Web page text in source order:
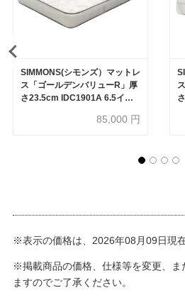
SIMMONS(シモンズ）マットレ
ス「ゴールデンバリューR」厚
さ23.5cm IDC1901A 6.5イン
85,000 円
※表示の価格は、2026年08月09日現
※掲載商品の価格、仕様等を変更、ま
ますのでご了承ください。